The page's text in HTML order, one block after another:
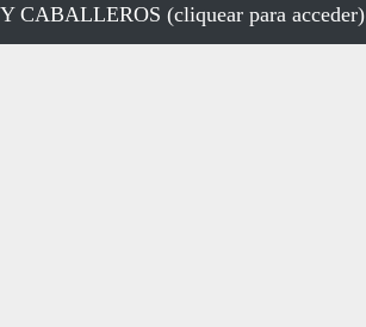
CABALLEROS (cliquear para acceder)